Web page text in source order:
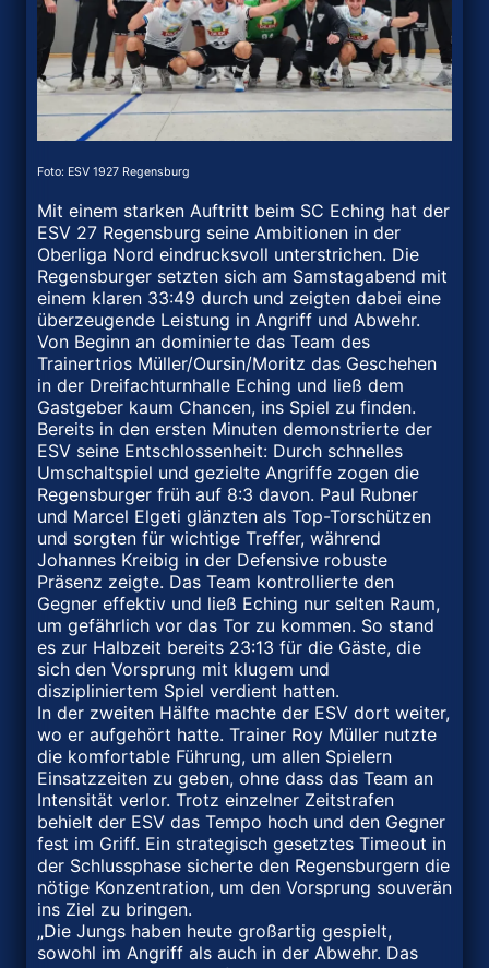
Foto: ESV 1927 Regensburg
Mit einem starken Auftritt beim SC Eching hat der
ESV 27 Regensburg seine Ambitionen in der
Oberliga Nord eindrucksvoll unterstrichen. Die
Regensburger setzten sich am Samstagabend mit
einem klaren 33:49 durch und zeigten dabei eine
überzeugende Leistung in Angriff und Abwehr.
Von Beginn an dominierte das Team des
Trainertrios Müller/Oursin/Moritz das Geschehen
in der Dreifachturnhalle Eching und ließ dem
Gastgeber kaum Chancen, ins Spiel zu finden.
Bereits in den ersten Minuten demonstrierte der
ESV seine Entschlossenheit: Durch schnelles
Umschaltspiel und gezielte Angriffe zogen die
Regensburger früh auf 8:3 davon. Paul Rubner
und Marcel Elgeti glänzten als Top-Torschützen
und sorgten für wichtige Treffer, während
Johannes Kreibig in der Defensive robuste
Präsenz zeigte. Das Team kontrollierte den
Gegner effektiv und ließ Eching nur selten Raum,
um gefährlich vor das Tor zu kommen. So stand
es zur Halbzeit bereits 23:13 für die Gäste, die
sich den Vorsprung mit klugem und
diszipliniertem Spiel verdient hatten.
In der zweiten Hälfte machte der ESV dort weiter,
wo er aufgehört hatte. Trainer Roy Müller nutzte
die komfortable Führung, um allen Spielern
Einsatzzeiten zu geben, ohne dass das Team an
Intensität verlor. Trotz einzelner Zeitstrafen
behielt der ESV das Tempo hoch und den Gegner
fest im Griff. Ein strategisch gesetztes Timeout in
der Schlussphase sicherte den Regensburgern die
nötige Konzentration, um den Vorsprung souverän
ins Ziel zu bringen.
„Die Jungs haben heute großartig gespielt,
sowohl im Angriff als auch in der Abwehr. Das